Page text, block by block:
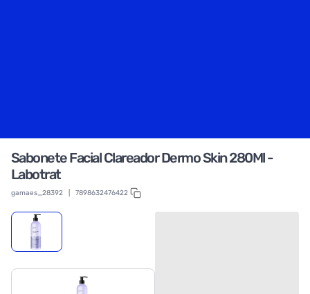
Sabonete Facial Clareador Dermo Skin 280Ml -
Labotrat
gamaes_28392 7898632476422